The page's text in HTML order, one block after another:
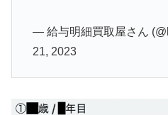
— 給与明細買取屋さん
21, 2023